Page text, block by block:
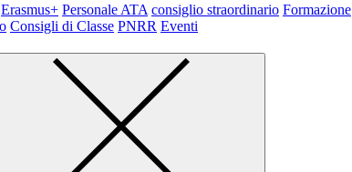
Erasmus+ Personale ATA consiglio straordinario Formazione
Consigli di Classe PNRR Eventi